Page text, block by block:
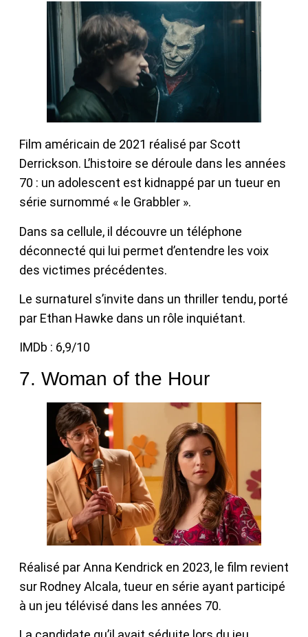
Film américain de 2021 réalisé par Scott
Derrickson. L’histoire se déroule dans les années
70 : un adolescent est kidnappé par un tueur en
série surnommé « le Grabbler ».
Dans sa cellule, il découvre un téléphone
déconnecté qui lui permet d’entendre les voix
des victimes précédentes.
Le surnaturel s’invite dans un thriller tendu, porté
par Ethan Hawke dans un rôle inquiétant.
IMDb : 6,9/10
7. Woman of the Hour
Réalisé par Anna Kendrick en 2023, le film revient
sur Rodney Alcala, tueur en série ayant participé
à un jeu télévisé dans les années 70.